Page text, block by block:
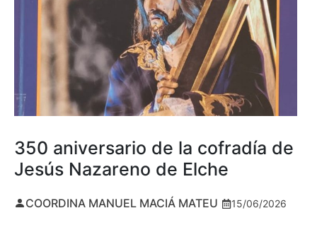
350 aniversario de la cofradía de
Jesús Nazareno de Elche
COORDINA MANUEL MACIÁ MATEU 15/06/2026